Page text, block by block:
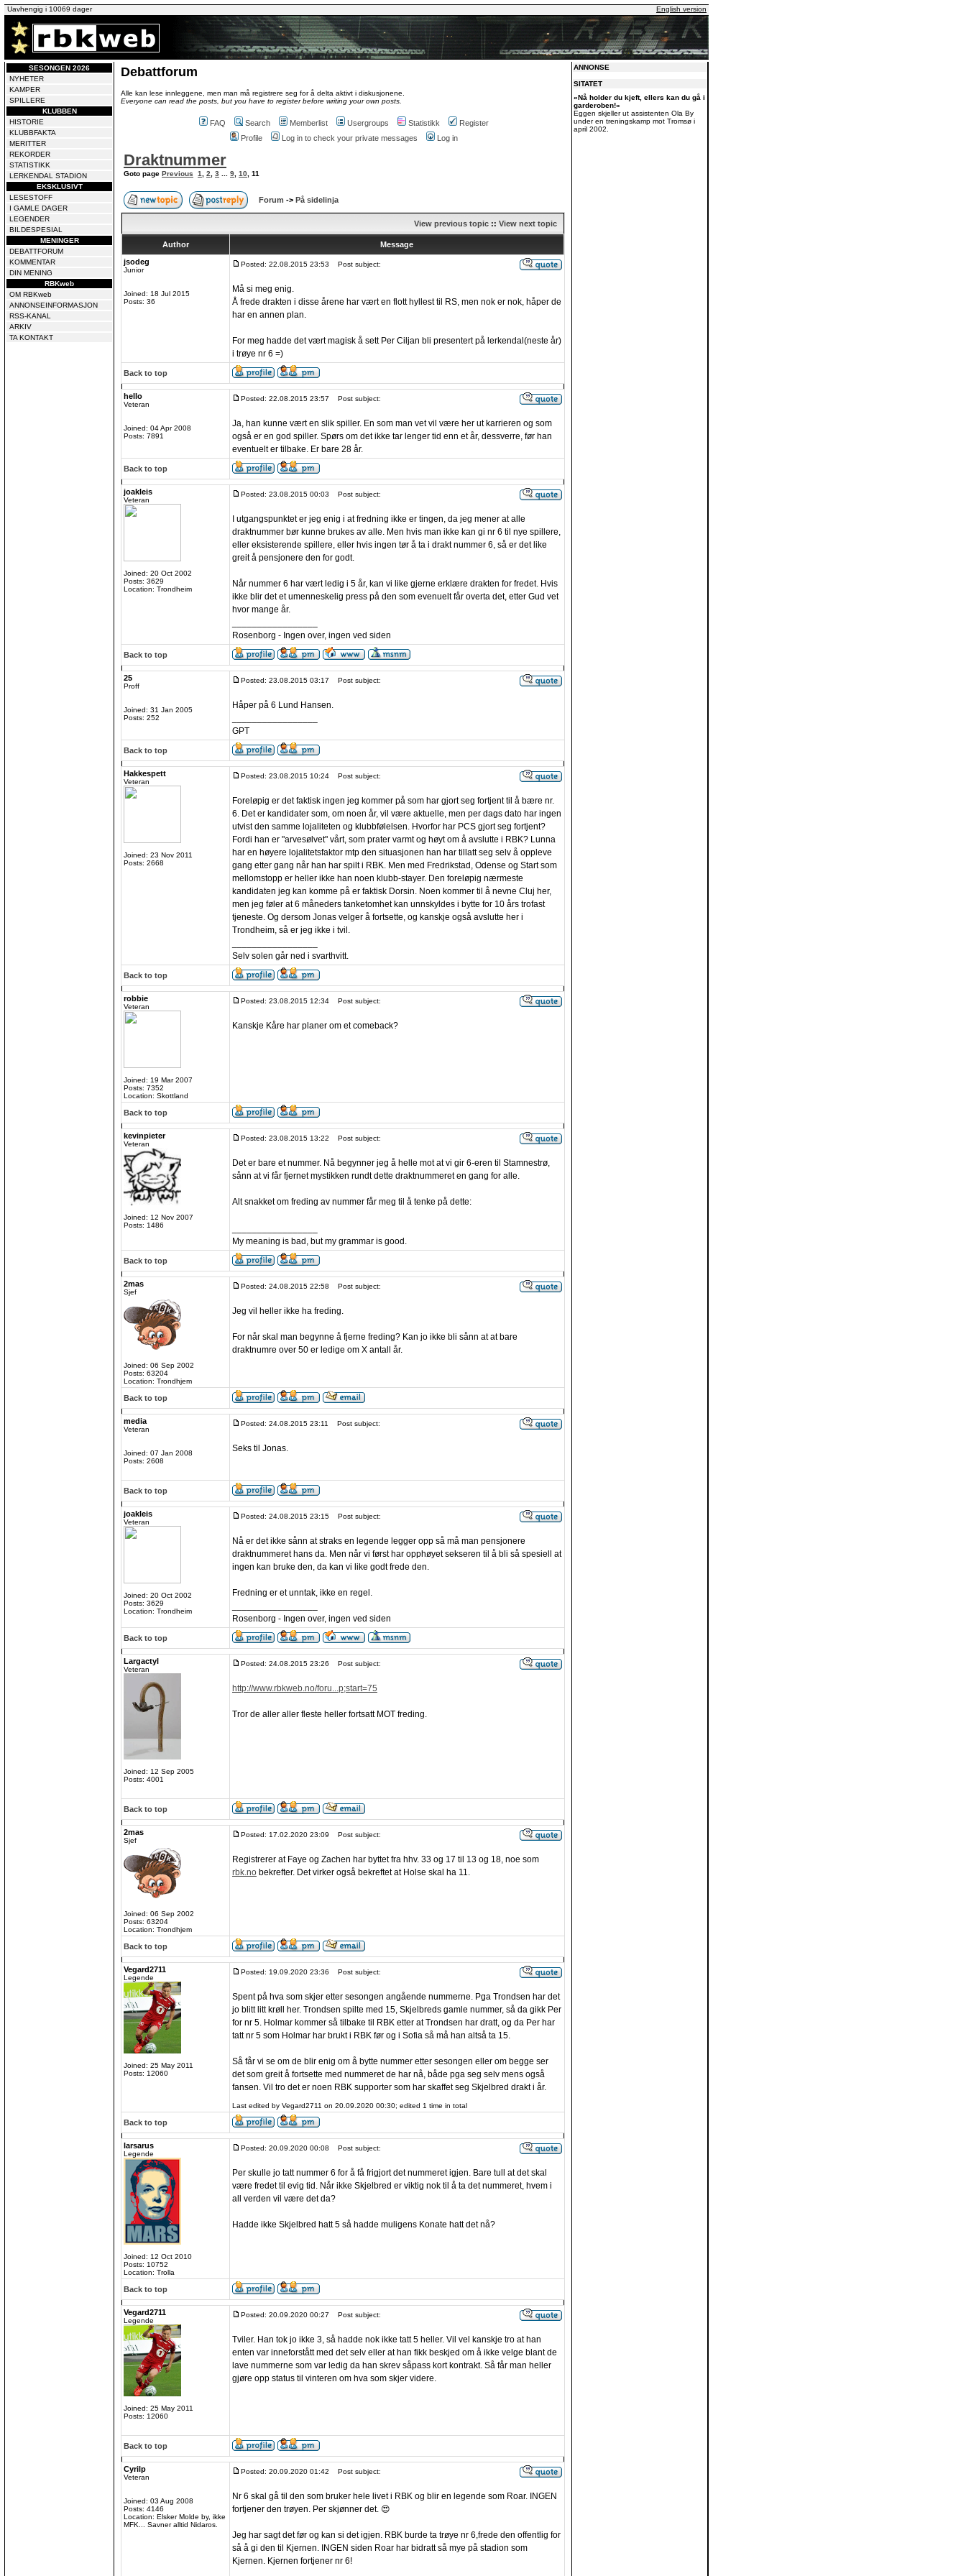
Uavhengig i 10069 dager English version
SESONGEN 2026
NYHETER
KAMPER
SPILLERE
KLUBBEN
HISTORIE
KLUBBFAKTA
MERITTER
REKORDER
STATISTIKK
LERKENDAL STADION
EKSKLUSIVT
LESESTOFF
I GAMLE DAGER
LEGENDER
BILDESPESIAL
MENINGER
DEBATTFORUM
KOMMENTAR
DIN MENING
RBKweb
OM RBKweb
ANNONSEINFORMASJON
RSS-KANAL
ARKIV
TA KONTAKT
Debattforum
Alle kan lese innleggene, men man må registrere seg for å delta aktivt i diskusjonene.
Everyone can read the posts, but you have to register before writing your own posts.
FAQ Search Memberlist Usergroups Statistikk
Register
Profile
Log in to check your private messages Log in
Draktnummer
Goto page Previous 1 2 3 9 10 11
Forum -> På sidelinja
View previous topic :: View next topic
Author
Message
jsodeg
Junior
Joined: 18 Jul 2015
Posts: 36
Posted: 22.08.2015 23:53 Post subject:
Må si meg enig.
Å frede drakten i disse årene har vært en flott hyllest til RS, men nok er nok, håper de
har en annen plan.
For meg hadde det vært magisk å sett Per Ciljan bli presentert på lerkendal(neste år)
i trøye nr 6 =)
Back to top
hello
Veteran
Joined: 04 Apr 2008
Posts: 7891
Posted: 22.08.2015 23:57 Post subject:
Ja, han kunne vært en slik spiller. En som man vet vil være her ut karrieren og som
også er en god spiller. Spørs om det ikke tar lenger tid enn et år, dessverre, før han
eventuelt er tilbake. Er bare 28 år.
Back to top
joakleis
Veteran
Joined: 20 Oct 2002
Posts: 3629
Location: Trondheim
Posted: 23.08.2015 00:03 Post subject:
I utgangspunktet er jeg enig i at fredning ikke er tingen, da jeg mener at alle
draktnummer bør kunne brukes av alle. Men hvis man ikke kan gi nr 6 til nye spillere,
eller eksisterende spillere, eller hvis ingen tør å ta i drakt nummer 6, så er det like
greit å pensjonere den for godt.
Når nummer 6 har vært ledig i 5 år, kan vi like gjerne erklære drakten for fredet. Hvis
ikke blir det et umenneskelig press på den som evenuelt får overta det, etter Gud vet
hvor mange år.
Rosenborg - Ingen over, ingen ved siden
Back to top
25
Proff
Joined: 31 Jan 2005
Posts: 252
Posted: 23.08.2015 03:17 Post subject:
Håper på 6 Lund Hansen.
GPT
Back to top
Hakkespett
Veteran
Joined: 23 Nov 2011
Posts: 2668
Posted: 23.08.2015 10:24 Post subject:
Foreløpig er det faktisk ingen jeg kommer på som har gjort seg fortjent til å bære nr.
6. Det er kandidater som, om noen år, vil være aktuelle, men per dags dato har ingen
utvist den samme lojaliteten og klubbfølelsen. Hvorfor har PCS gjort seg fortjent?
Fordi han er "arvesølvet" vårt, som prater varmt og høyt om å avslutte i RBK? Lunna
har en høyere lojalitetsfaktor mtp den situasjonen han har tillatt seg selv å oppleve
gang etter gang når han har spilt i RBK. Men med Fredrikstad, Odense og Start som
mellomstopp er heller ikke han noen klubb-stayer. Den foreløpig nærmeste
kandidaten jeg kan komme på er faktisk Dorsin. Noen kommer til å nevne Cluj her,
men jeg føler at 6 måneders tanketomhet kan unnskyldes i bytte for 10 års trofast
tjeneste. Og dersom Jonas velger å fortsette, og kanskje også avslutte her i
Trondheim, så er jeg ikke i tvil.
Selv solen går ned i svarthvitt.
Back to top
robbie
Veteran
Joined: 19 Mar 2007
Posts: 7352
Location: Skottland
Posted: 23.08.2015 12:34 Post subject:
Kanskje Kåre har planer om et comeback?
Back to top
kevinpieter
Veteran
Joined: 12 Nov 2007
Posts: 1486
Posted: 23.08.2015 13:22 Post subject:
Det er bare et nummer. Nå begynner jeg å helle mot at vi gir 6-eren til Stamnestrø,
sånn at vi får fjernet mystikken rundt dette draktnummeret en gang for alle.
Alt snakket om freding av nummer får meg til å tenke på dette:
My meaning is bad, but my grammar is good.
Back to top
2mas
Sjef
Joined: 06 Sep 2002
Posts: 63204
Location: Trondhjem
Posted: 24.08.2015 22:58 Post subject:
Jeg vil heller ikke ha freding.
For når skal man begynne å fjerne freding? Kan jo ikke bli sånn at at bare
draktnumre over 50 er ledige om X antall år.
Back to top
media
Veteran
Joined: 07 Jan 2008
Posts: 2608
Posted: 24.08.2015 23:11 Post subject:
Seks til Jonas.
Back to top
joakleis
Veteran
Joined: 20 Oct 2002
Posts: 3629
Location: Trondheim
Posted: 24.08.2015 23:15 Post subject:
Nå er det ikke sånn at straks en legende legger opp så må man pensjonere
draktnummeret hans da. Men når vi først har opphøyet sekseren til å bli så spesiell at
ingen kan bruke den, da kan vi like godt frede den.
Fredning er et unntak, ikke en regel.
Rosenborg - Ingen over, ingen ved siden
Back to top
Largactyl
Veteran
Joined: 12 Sep 2005
Posts: 4001
Posted: 24.08.2015 23:26 Post subject:
http://www.rbkweb.no/foru...p;start=75
Tror de aller aller fleste heller fortsatt MOT freding.
Back to top
2mas
Sjef
Joined: 06 Sep 2002
Posts: 63204
Location: Trondhjem
Posted: 17.02.2020 23:09 Post subject:
Registrerer at Faye og Zachen har byttet fra hhv. 33 og 17 til 13 og 18, noe som
rbk.no bekrefter. Det virker også bekreftet at Holse skal ha 11.
Back to top
Vegard2711
Legende
Joined: 25 May 2011
Posts: 12060
Posted: 19.09.2020 23:36 Post subject:
Spent på hva som skjer etter sesongen angående nummerne. Pga Trondsen har det
jo blitt litt krøll her. Trondsen spilte med 15, Skjelbreds gamle nummer, så da gikk Per
for nr 5. Holmar kommer så tilbake til RBK etter at Trondsen har dratt, og da Per har
tatt nr 5 som Holmar har brukt i RBK før og i Sofia så må han altså ta 15.
Så får vi se om de blir enig om å bytte nummer etter sesongen eller om begge ser
det som greit å fortsette med nummeret de har nå, både pga seg selv mens også
fansen. Vil tro det er noen RBK supporter som har skaffet seg Skjelbred drakt i år.
Last edited by Vegard2711 on 20.09.2020 00:30; edited 1 time in total
Back to top
larsarus
Legende
Joined: 12 Oct 2010
Posts: 10752
Location: Trolla
Posted: 20.09.2020 00:08 Post subject:
Per skulle jo tatt nummer 6 for å få frigjort det nummeret igjen. Bare tull at det skal
være fredet til evig tid. Når ikke Skjelbred er viktig nok til å ta det nummeret, hvem i
all verden vil være det da?
Hadde ikke Skjelbred hatt 5 så hadde muligens Konate hatt det nå?
Back to top
Vegard2711
Legende
Joined: 25 May 2011
Posts: 12060
Posted: 20.09.2020 00:27 Post subject:
Tviler. Han tok jo ikke 3, så hadde nok ikke tatt 5 heller. Vil vel kanskje tro at han
enten var inneforstått med det selv eller at han fikk beskjed om å ikke velge blant de
lave nummerne som var ledig da han skrev såpass kort kontrakt. Så får man heller
gjøre opp status til vinteren om hva som skjer videre.
Back to top
Cyrilp
Veteran
Joined: 03 Aug 2008
Posts: 4146
Location: Elsker Molde by, ikke
MFK... Savner alltid Nidaros.
Posted: 20.09.2020 01:42 Post subject:
Nr 6 skal gå til den som bruker hele livet i RBK og blir en legende som Roar. INGEN
fortjener den trøyen. Per skjønner det. 😍
Jeg har sagt det før og kan si det igjen. RBK burde ta trøye nr 6,frede den offentlig for
så å gi den til Kjernen. INGEN siden Roar har bidratt så mye på stadion som
Kjernen. Kjernen fortjener nr 6!
ANNONSE
SITATET
«Nå holder du kjeft, ellers kan du gå i
garderoben!»
Eggen skjeller ut assistenten Ola By
under en treningskamp mot Tromsø i
april 2002.